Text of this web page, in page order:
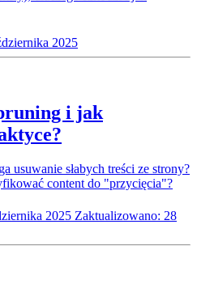
2025
i jak
usuwanie słabych treści ze strony?
content do "przycięcia"?
2025 Zaktualizowano: 28